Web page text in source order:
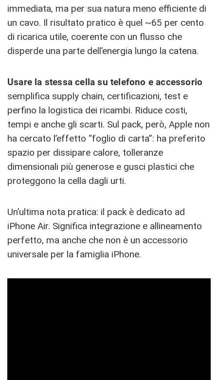
immediata, ma per sua natura meno efficiente di
un cavo. Il risultato pratico è quel ~65 per cento
di ricarica utile, coerente con un flusso che
disperde una parte dell’energia lungo la catena.
Usare la stessa cella su telefono e accessorio
semplifica supply chain, certificazioni, test e
perfino la logistica dei ricambi. Riduce costi,
tempi e anche gli scarti. Sul pack, però, Apple non
ha cercato l’effetto “foglio di carta”: ha preferito
spazio per dissipare calore, tolleranze
dimensionali più generose e gusci plastici che
proteggono la cella dagli urti.
Un’ultima nota pratica: il pack è dedicato ad
iPhone Air. Significa integrazione e allineamento
perfetto, ma anche che non è un accessorio
universale per la famiglia iPhone.